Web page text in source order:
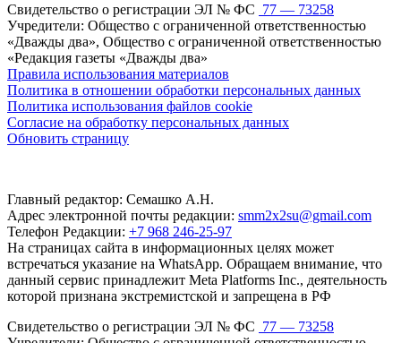
Свидетельство о регистрации ЭЛ № ФС 77 — 73258
Учредители: Общество с ограниченной ответственностью
«Дважды два», Общество с ограниченной ответственностью
«Редакция газеты «Дважды два»
Правила использования материалов
Политика в отношении обработки персональных данных
Политика использования файлов cookie
Согласие на обработку персональных данных
Обновить страницу
Главный редактор: Семашко А.Н.
Адрес электронной почты редакции: smm2x2su@gmail.com
Телефон Редакции: +7 968 246-25-97
На страницах сайта в информационных целях может
встречаться указание на WhatsApp. Обращаем внимание, что
данный сервис принадлежит Meta Platforms Inc., деятельность
которой признана экстремистской и запрещена в РФ
Свидетельство о регистрации ЭЛ № ФС 77 — 73258